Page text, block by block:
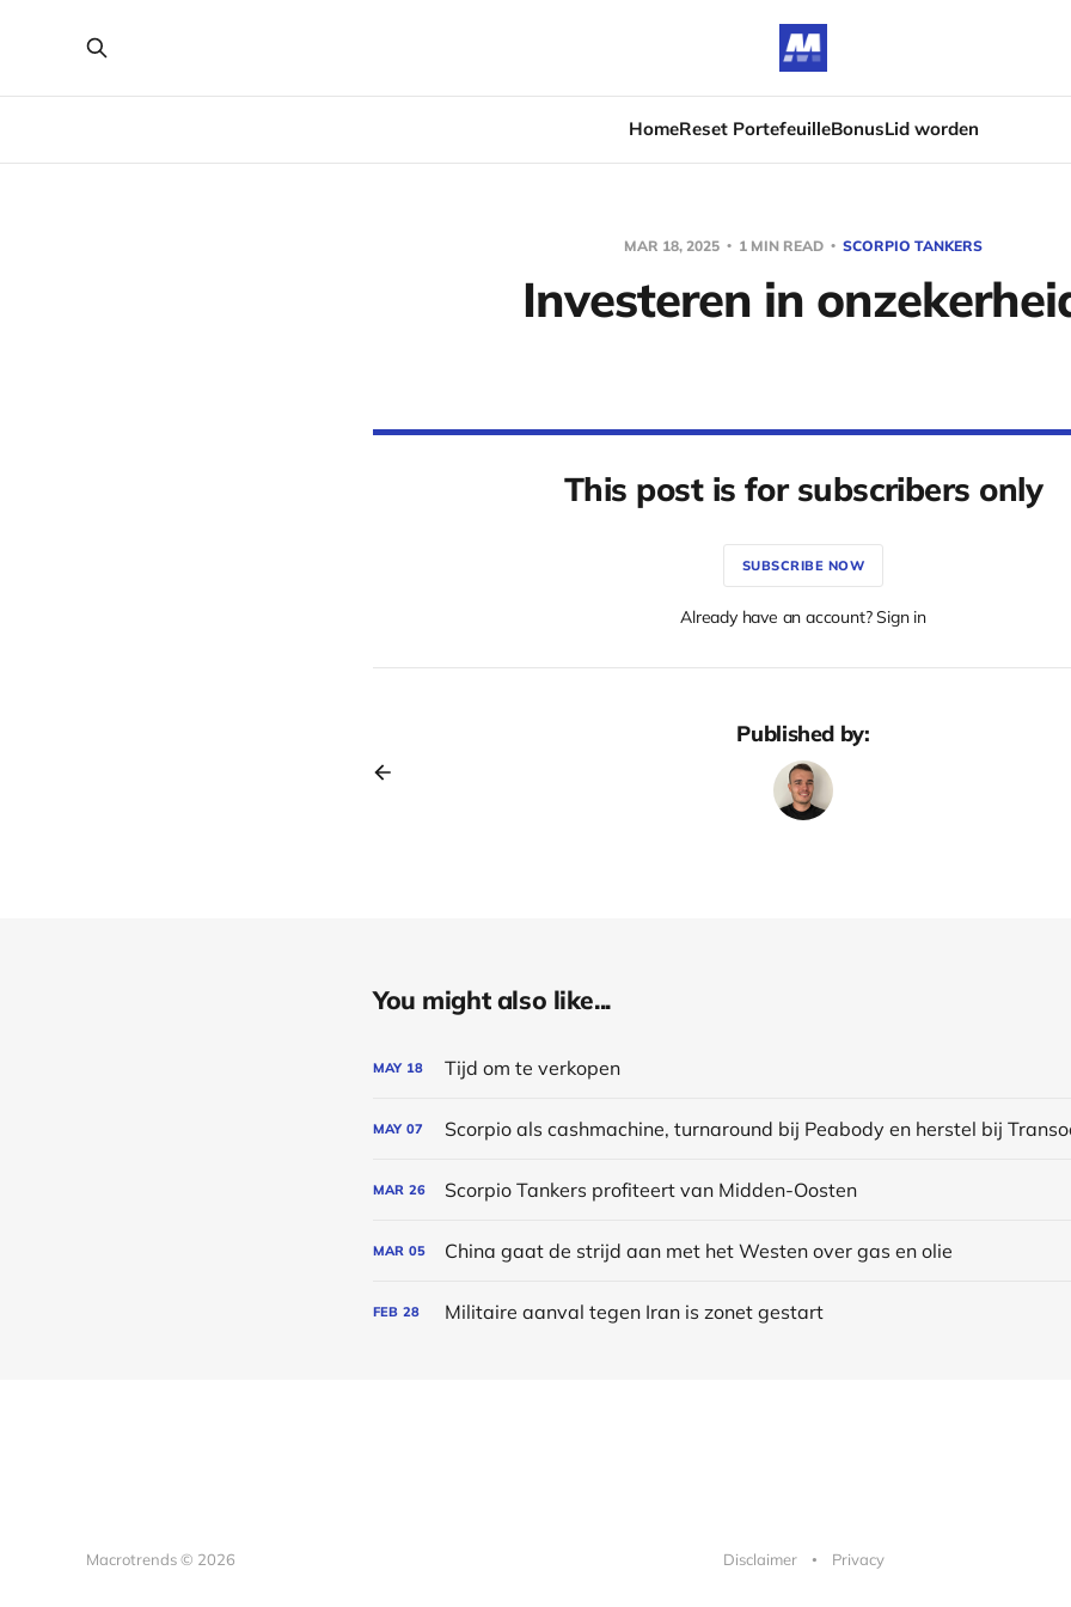
HomeReset PortefeuilleBonusLid worden
MAR 18, 2025 1 MIN READ SCORPIO TANKERS
Investeren in
This post is for subscribers only
SUBSCRIBE NOW
Already have an account? Sign in
Published by:
You might also like...
MAY 18 Tijd om te verkopen
MAY 07
MAR 26 Scorpio Tankers profiteert van Midden-Oosten
MAR 05 China gaat de strijd aan met het Westen over gas en olie
FEB 28 Militaire aanval tegen Iran is zonet gestart
Macrotrends © 2026 Disclaimer Privacy